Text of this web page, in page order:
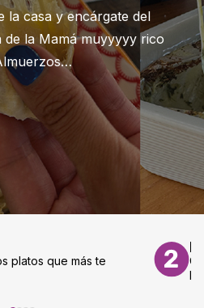
la casa y encárgate del
la Mamá muyyyyy rico
platos que más te